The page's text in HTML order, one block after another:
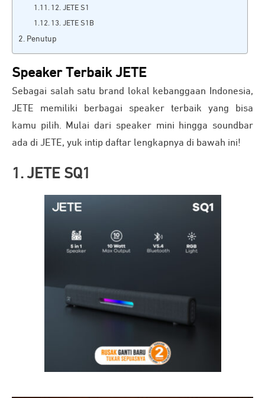
12. JETE S1
13. JETE S1B
Penutup
Speaker Terbaik JETE
Sebagai salah satu brand lokal kebanggaan Indonesia,
JETE memiliki berbagai speaker terbaik yang bisa
kamu pilih. Mulai dari speaker mini hingga soundbar
ada di JETE, yuk intip daftar lengkapnya di bawah ini!
1. JETE SQ1